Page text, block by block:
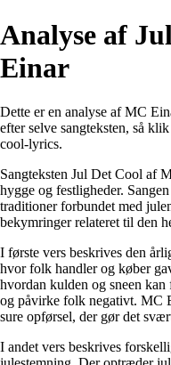
Analyse af
Einar
Dette er en analyse af MC
efter selve sangteksten, så
cool-lyrics.
Sangteksten Jul Det Cool af
hygge og festligheder.
traditioner forbundet med
bekymringer relateret til den
I første vers beskrives den
hvor folk handler og køber
hvordan kulden og sneen
og påvirke folk negativt. MC
sure opførsel, der gør det
I andet vers beskrives